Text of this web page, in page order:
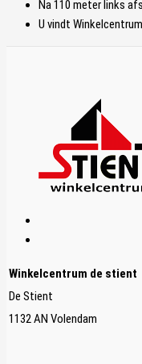
Na 110 meter links
U vindt
Winkelcentrum de stient
De Stient
1132 AN Volendam